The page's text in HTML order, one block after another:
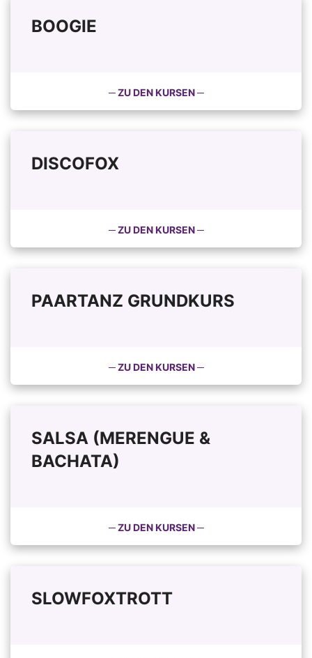
BOOGIE
─ ZU DEN KURSEN ─
DISCOFOX
─ ZU DEN KURSEN ─
PAARTANZ GRUNDKURS
─ ZU DEN KURSEN ─
SALSA (MERENGUE &
BACHATA)
─ ZU DEN KURSEN ─
SLOWFOXTROTT